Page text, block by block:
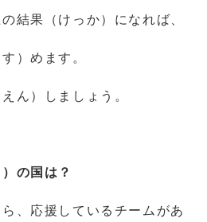
結果（けっか）になれば、
）めます。
ん）しましょう。
の国は？
、応援しているチームがあ